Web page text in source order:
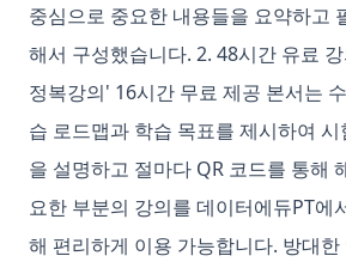
중심으로 중요한 내용들을 요약하고
해서 구성했습니다. 2. 48시간 유료
정복강의' 16시간 무료 제공 본서는
습 로드맵과 학습 목표를 제시하여
을 설명하고 절마다 QR 코드를 통해
요한 부분의 강의를 데이터에듀PT에
해 편리하게 이용 가능합니다. 방대